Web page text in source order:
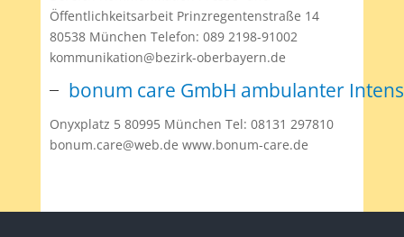
Öffentlichkeitsarbeit Prinzregentenstraße 14
80538 München Telefon: 089 2198-91002
kommunikation@bezirk-oberbayern.de
bonum care GmbH ambulanter
Onyxplatz 5 80995 München Tel: 08131 297810
bonum.care@web.de www.bonum-care.de